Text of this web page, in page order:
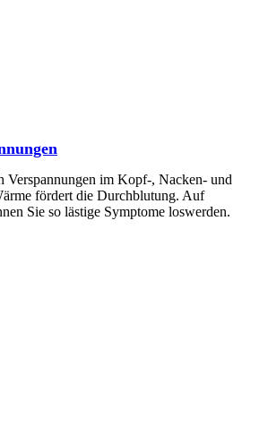
Verspannungen im Kopf-, Nacken- und
fördert die Durchblutung. Auf
Sie so lästige Symptome loswerden.